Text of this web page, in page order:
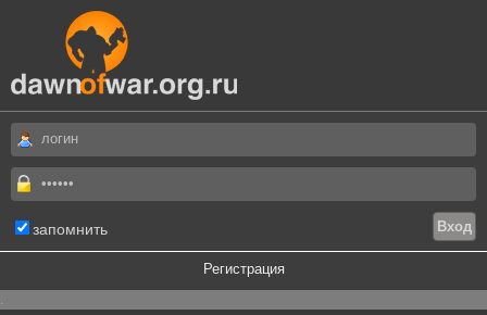
запомнить
Регистрация
.